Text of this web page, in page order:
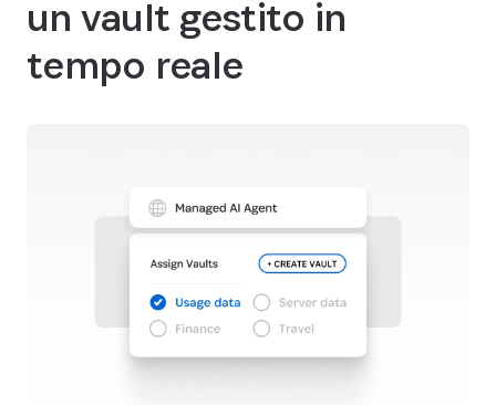
un vault gestito in
tempo reale